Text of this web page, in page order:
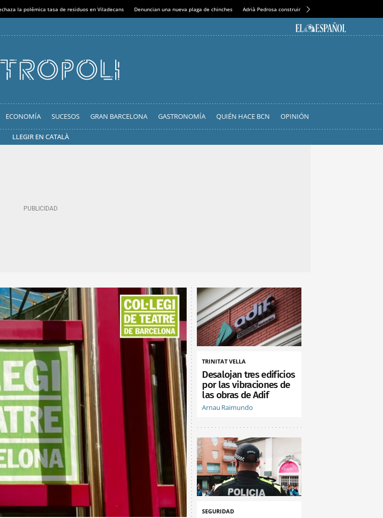
la polémica tasa de residuos en Viladecans Denuncian una nueva plaga de chinches Adrià Pedrosa construirá la nueva residencia en el
ECONOMÍA SUCESOS GRAN BARCELONA GASTRONOMÍA QUIÉN HACE BCN OPINIÓN
LLEGIR EN CATALÀ
TRINITAT VELLA
Desalojan tres edificios
por las vibraciones de
las obras de Adif
Arnau Raimundo
SEGURIDAD